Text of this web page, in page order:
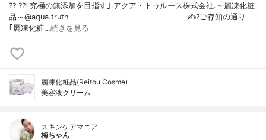
?? ??｢究極の無添加を目指す｣.アクア・トゥルース株式会社.～麗凍化粧
品～@aqua.truth ┈┈┈┈┈┈┈┈┈┈┈┈┈┈┈✍️?ご存知の通り
｢麗凍化粧…続きを見る
麗凍化粧品(Reitou Cosme)
美容液クリーム
スキンケアマニア
梅ちゃん